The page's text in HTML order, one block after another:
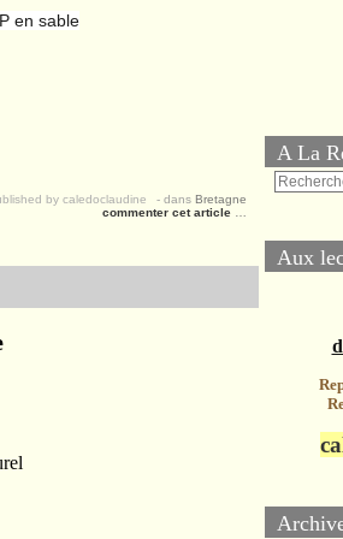
en sable
by caledoclaudine - dans Bretagne
commenter cet article
A La
Aux